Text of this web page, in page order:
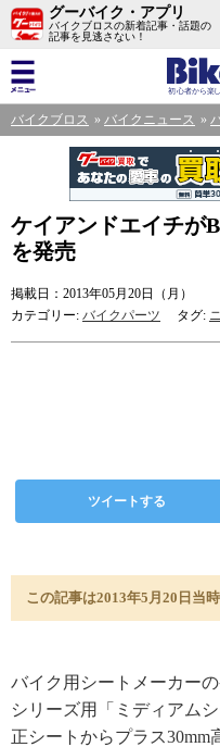
グーバイク・アプリ
バイクブロスの新着記事・話題の
記事を見逃さない！
バイクブロス バイクニュース
ケイアンドエイチが
を発売
掲載日：2013年05月20日（月）
カテゴリー: バイクパーツ タグ:
ツイートする
この記事は2013年5月20日当
バイク用シートメーカー
シリーズ用「ミディアム
正シートからプラス30mm